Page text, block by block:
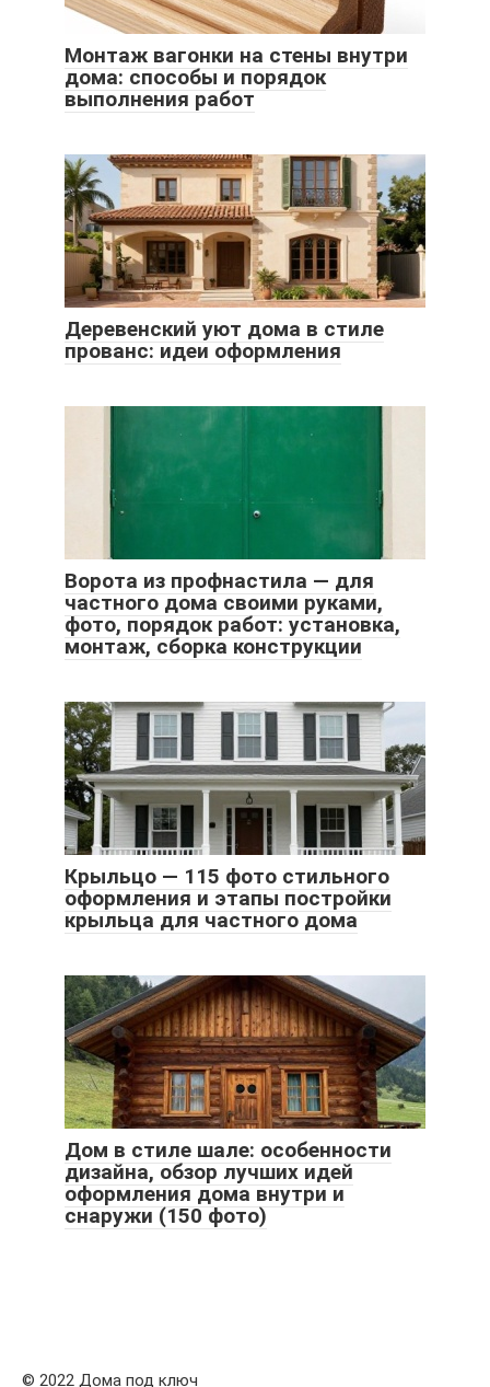
Монтаж вагонки на стены внутри
дома: способы и порядок
выполнения работ
Деревенский уют дома в стиле
прованс: идеи оформления
Ворота из профнастила — для
частного дома своими руками,
фото, порядок работ: установка,
монтаж, сборка конструкции
Крыльцо — 115 фото стильного
оформления и этапы постройки
крыльца для частного дома
Дом в стиле шале: особенности
дизайна, обзор лучших идей
оформления дома внутри и
снаружи (150 фото)
© 2022 Дома под ключ